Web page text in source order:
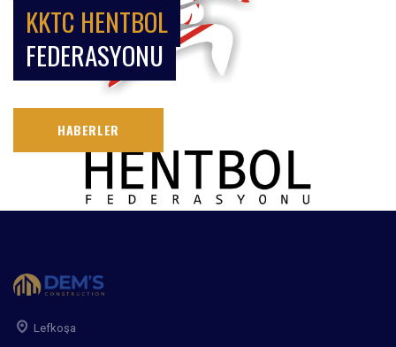
KKTC HENTBOL
FEDERASYONU
HABERLER
Lefkoşa